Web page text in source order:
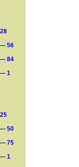
56
84
1
50
75
1